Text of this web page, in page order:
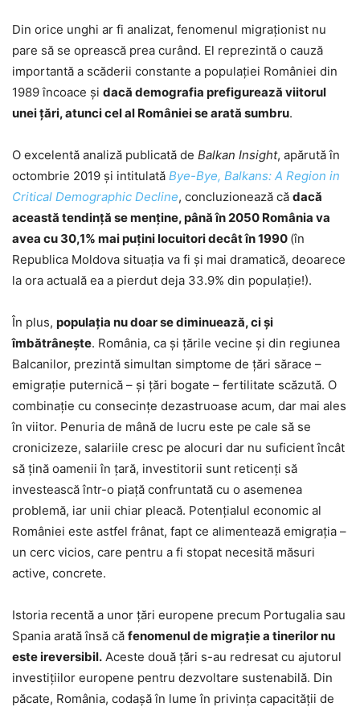
Din orice unghi ar fi analizat, fenomenul migraţionist nu
pare să se oprească prea curând. El reprezintă o cauză
importantă a scăderii constante a populaţiei României din
1989 încoace și dacă demografia prefigurează viitorul
unei țări, atunci cel al României se arată sumbru.
O excelentă analiză publicată de Balkan Insight, apărută în
octombrie 2019 și intitulată Bye-Bye, Balkans: A Region in
Critical Demographic Decline, concluzionează că dacă
această tendință se menține, până în 2050 România va
avea cu 30,1% mai puțini locuitori decât în 1990 (în
Republica Moldova situația va fi și mai dramatică, deoarece
la ora actuală ea a pierdut deja 33.9% din populație!).
În plus, populaţia nu doar se diminuează, ci și
îmbătrânește. România, ca și țările vecine și din regiunea
Balcanilor, prezintă simultan simptome de țări sărace –
emigrație puternică – și țări bogate – fertilitate scăzută. O
combinație cu consecințe dezastruoase acum, dar mai ales
în viitor. Penuria de mână de lucru este pe cale să se
cronicizeze, salariile cresc pe alocuri dar nu suficient încât
să țină oamenii în țară, investitorii sunt reticenți să
investească într-o piață confruntată cu o asemenea
problemă, iar unii chiar pleacă. Potențialul economic al
României este astfel frânat, fapt ce alimentează emigrația –
un cerc vicios, care pentru a fi stopat necesită măsuri
active, concrete.
Istoria recentă a unor țări europene precum Portugalia sau
Spania arată însă că fenomenul de migraţie a tinerilor nu
este ireversibil. Aceste două țări s-au redresat cu ajutorul
investițiilor europene pentru dezvoltare sustenabilă. Din
păcate, România, codașă în lume în privința capacităţii de